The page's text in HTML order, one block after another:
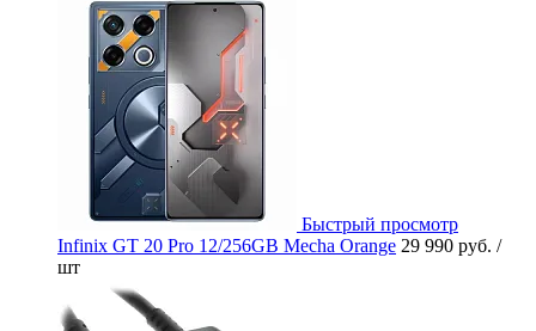
Быстрый просмотр
Infinix GT 20 Pro 12/256GB Mecha Orange 29 990 руб. /
шт